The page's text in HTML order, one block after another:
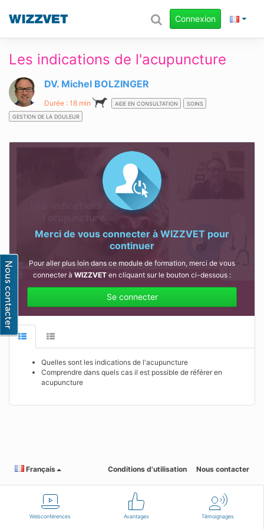
Webconférences Avantages Témoignages
Connexion
Les indications de l'acupuncture
DV. Michel BOLZINGER
Durée : 18 min AIDE EN CONSULTATION
SOINS
GESTION DE LA DOULEUR
Merci de vous connecter à WIZZVET pour
continuer
Pour aller plus loin dans ce module de formation, merci de vous
connecter à WIZZVET en cliquant sur le bouton ci-dessous :
Se connecter
Quelles sont les indications de l'acupuncture
Comprendre dans quels cas il est possible de référer en
acupuncture
Français Conditions d'utilisation Nous contacter